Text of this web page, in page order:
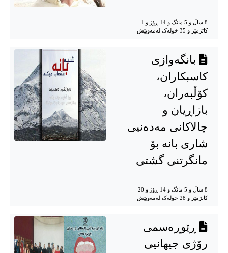
8 ساڵ و 5 مانگ و 14 ڕۆژ و 1
کاتژمێر و 35 خوله‌ک له‌مه‌وپێش‌
بانگەوازی
کاسبکاران،
کۆڵبەران،
بازاڕیان و
چالاکانی مەدەنیی
شاری بانه بۆ
مانگرتنی گشتی
8 ساڵ و 5 مانگ و 14 ڕۆژ و 20
کاتژمێر و 28 خوله‌ک له‌مه‌وپێش‌
ڕێوڕەسمی
رۆژی جیهانیی